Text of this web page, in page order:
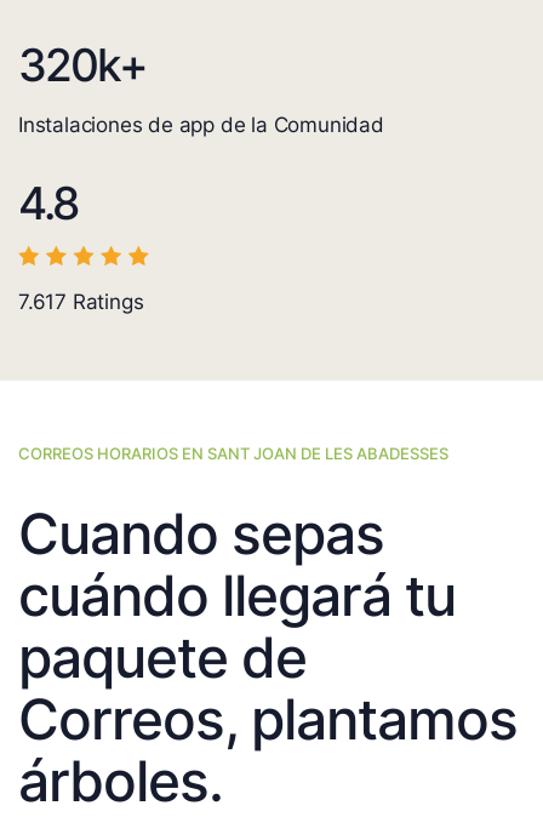
320k+
Instalaciones de app de la Comunidad
4.8
7.617 Ratings
CORREOS HORARIOS EN SANT JOAN DE LES ABADESSES
Cuando sepas
cuándo llegará tu
paquete de
Correos, plantamos
árboles.